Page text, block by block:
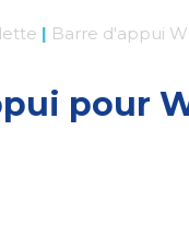
| Barre d'appui
pour